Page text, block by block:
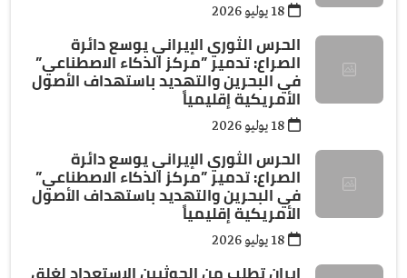
الحرس الثوري الإيراني يوسع دائرة
الصراع: تدمير ”مركز الذكاء الاصطناعي”
في البحرين والتهديد باستهداف الأصول
الأمريكية إقليمياً
الحرس الثوري الإيراني يوسع دائرة
الصراع: تدمير ”مركز الذكاء الاصطناعي”
في البحرين والتهديد باستهداف الأصول
الأمريكية إقليمياً